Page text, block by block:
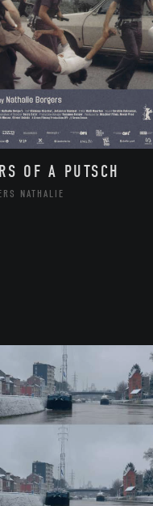
OF A PUTSCH
NATHALIE